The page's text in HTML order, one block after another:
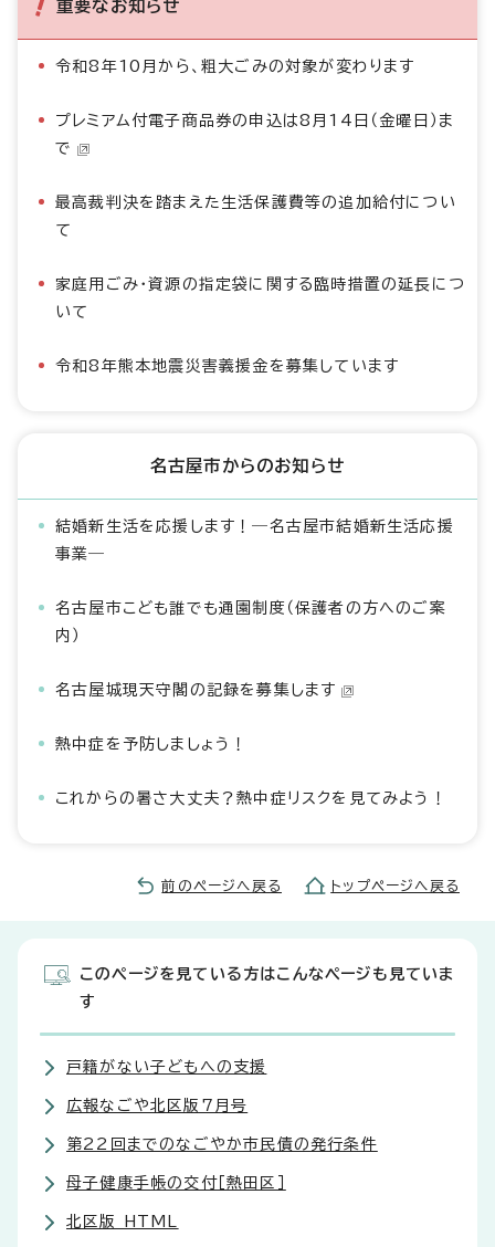
重要なお知らせ
令和8年10月から、粗大ごみの対象が変わります
プレミアム付電子商品券の申込は8月14日（金曜日）ま
で
最高裁判決を踏まえた生活保護費等の追加給付につい
て
家庭用ごみ・資源の指定袋に関する臨時措置の延長につ
いて
令和8年熊本地震災害義援金を募集しています
名古屋市からのお知らせ
結婚新生活を応援します！―名古屋市結婚新生活応援
事業―
名古屋市こども誰でも通園制度（保護者の方へのご案
内）
名古屋城現天守閣の記録を募集します
熱中症を予防しましょう！
これからの暑さ大丈夫？熱中症リスクを見てみよう！
前のページへ戻る トップページへ戻る
このページを見ている方はこんなページも見ていま
す
戸籍がない子どもへの支援
広報なごや北区版7月号
第22回までのなごやか市民債の発行条件
母子健康手帳の交付［熱田区］
北区版 HTML